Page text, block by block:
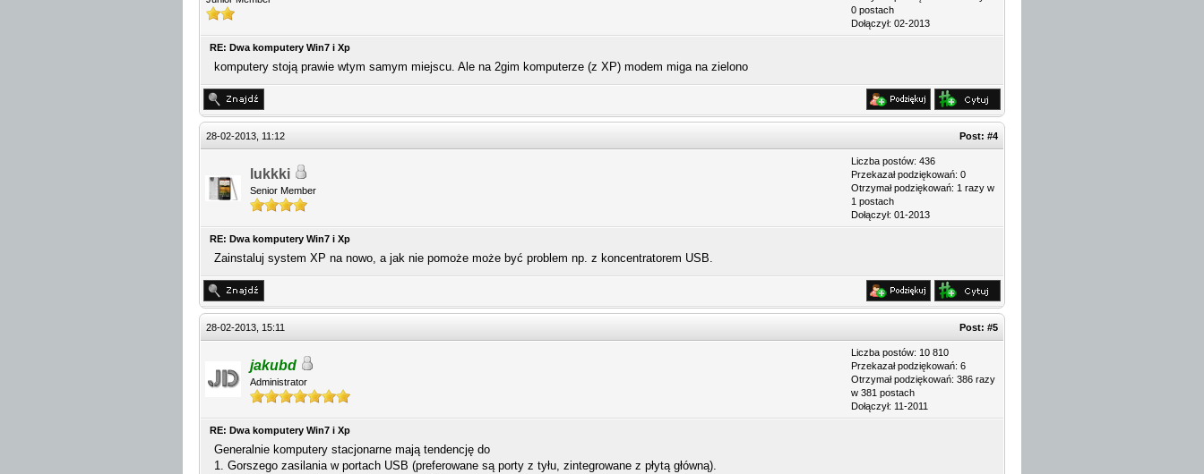
0 postach
Dołączył: 02-2013
RE: Dwa komputery Win7 i Xp
komputery stoją prawie wtym samym miejscu. Ale na 2gim komputerze (z XP) modem miga na zielono
28-02-2013, 11:12 Post: #4
lukkki
Senior Member
Liczba postów: 436
Przekazał podziękowań: 0
Otrzymał podziękowań: 1 razy w
1 postach
Dołączył: 01-2013
RE: Dwa komputery Win7 i Xp
Zainstaluj system XP na nowo, a jak nie pomoże może być problem np. z koncentratorem USB.
28-02-2013, 15:11 Post: #5
jakubd
Administrator
Liczba postów: 10 810
Przekazał podziękowań: 6
Otrzymał podziękowań: 386 razy
w 381 postach
Dołączył: 11-2011
RE: Dwa komputery Win7 i Xp
Generalnie komputery stacjonarne mają tendencję do
1. Gorszego zasilania w portach USB (preferowane są porty z tyłu, zintegrowane z płytą główną).